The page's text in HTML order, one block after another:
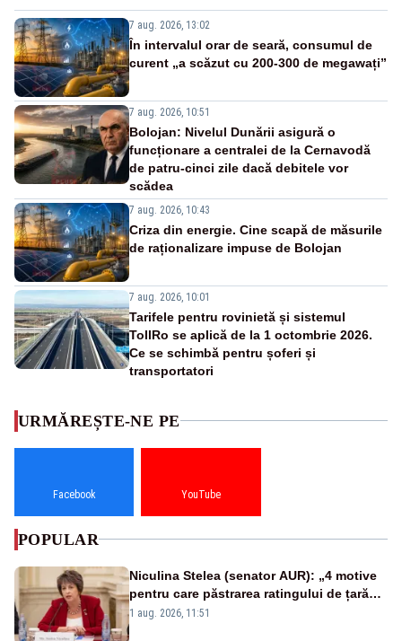
7 aug. 2026, 13:02
În intervalul orar de seară, consumul de
curent „a scăzut cu 200-300 de megawați”
7 aug. 2026, 10:51
Bolojan: Nivelul Dunării asigură o
funcționare a centralei de la Cernavodă
de patru-cinci zile dacă debitele vor
scădea
7 aug. 2026, 10:43
Criza din energie. Cine scapă de măsurile
de raționalizare impuse de Bolojan
7 aug. 2026, 10:01
Tarifele pentru rovinietă și sistemul
TollRo se aplică de la 1 octombrie 2026.
Ce se schimbă pentru șoferi și
transportatori
URMĂREȘTE-NE PE
Facebook YouTube
POPULAR
Niculina Stelea (senator AUR): „4 motive
pentru care păstrarea ratingului de țară
nu este o reușită pentru Guvernul
1 aug. 2026, 11:51